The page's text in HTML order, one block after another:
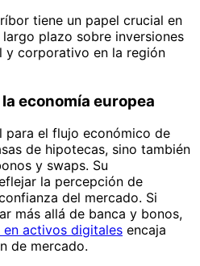
tiene un papel crucial en
plazo sobre inversiones
y corporativo en la región
economía europea
para el flujo económico de
de hipotecas, sino también
y swaps. Su
la percepción de
del mercado. Si
más allá de banca y bonos,
en activos digitales encaja
de mercado.